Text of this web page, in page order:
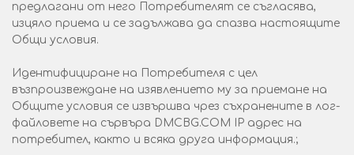
предлагани от него Потребителят се съгласява,
изцяло приема и се задължава да спазва настоящите
Общи условия.
Идентифициране на Потребителя с цел
възпроизвеждане на изявлението му за приемане на
Общите условия се извършва чрез съхранените в лог-
файловете на сървъра DMCBG.COM IP адрес на
потребител, както и всяка друга информация.;